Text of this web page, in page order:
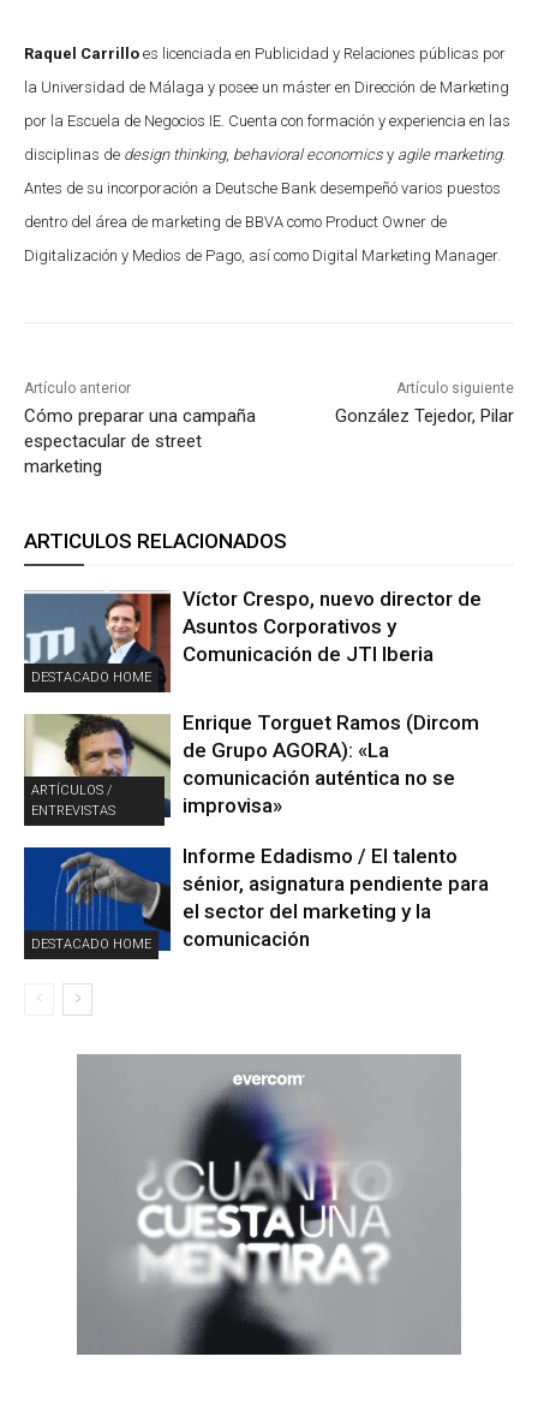
Raquel Carrillo es licenciada en Publicidad y Relaciones públicas por
la Universidad de Málaga y posee un máster en Dirección de Marketing
por la Escuela de Negocios IE. Cuenta con formación y experiencia en las
disciplinas de design thinking, behavioral economics y agile marketing.
Antes de su incorporación a Deutsche Bank desempeñó varios puestos
dentro del área de marketing de BBVA como Product Owner de
Digitalización y Medios de Pago, así como Digital Marketing Manager.
Artículo anterior
Cómo preparar una campaña
espectacular de street
marketing
Artículo siguiente
González Tejedor, Pilar
ARTICULOS RELACIONADOS
DESTACADO HOME
Víctor Crespo, nuevo director de
Asuntos Corporativos y
Comunicación de JTI Iberia
ARTÍCULOS /
ENTREVISTAS
Enrique Torguet Ramos (Dircom
de Grupo AGORA): «La
comunicación auténtica no se
improvisa»
DESTACADO HOME
Informe Edadismo / El talento
sénior, asignatura pendiente para
el sector del marketing y la
comunicación